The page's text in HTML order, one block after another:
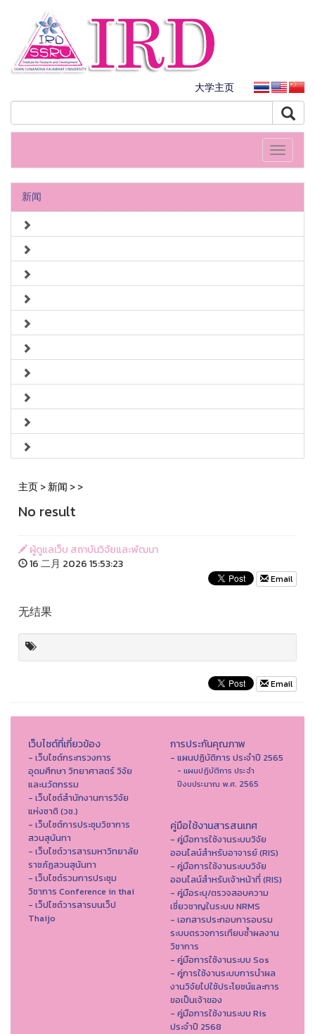
大学主页
Toggle
新闻
主页>新闻 >>
No result
ผู้ดูแลเว็บ สถาบันวิจัยและพัฒนา
16 二月 2026 15:53:23
Email
无结果
Email
เว็บไซต์ที่เกี่ยวข้อง
- เว็บไซต์กระทรวงการ
อุดมศึกษา วิทยาศาสตร์ วิจัย
และนวัตกรรม
- เว็บไซต์สำนักงานการวิจัย
แห่งชาติ (วช.)
- เว็บไซต์การประชุมวิชาการ
สวนสุนันทา
- เว็บไซต์วารสารมหาวิทยาลัย
ราชภัฏสวนสุนันทา
- เว็บไซต์รวมการประชุม
วิชาการ Conference in thai
- เว็ปไซต์วารสารบนเว็ป
Thaijo
การประกันคุณภาพ
- แผนปฏิบัติการ ประจำปี 2565
- แผนปฏิบัติการ ประจำ
ปีงบประมาณ พ.ศ. 2565
คู่มือใช้งานสารสนเทศ
- คู่มือการใช้งานระบบวิจัย
ออนไลน์สำหรับอาจารย์ (RIS)
- คู่มือการใช้งานระบบวิจัย
ออนไลน์สำหรับเจ้าหน้าที่ (RIS)
- คู่มือระบุ/ตรวจสอบความ
เชี่ยวชาญในระบบ NRMS
- เอกสารประกอบการอบรม
ระบบตรวจการเทียบซ้ำผลงาน
วิชาการ
- คู่มือการใช้งานระบบ Sos
- คู่การใช้งานระบบการนำผล
งานวิจัยไปใช้ประโยชน์และการ
ขอเป็นเจ้าของ
- คู่มือการใช้งานระบบ Ris
ประจำปี 2568